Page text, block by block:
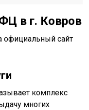
в г. Ковров
официальный сайт
комплекс
многих